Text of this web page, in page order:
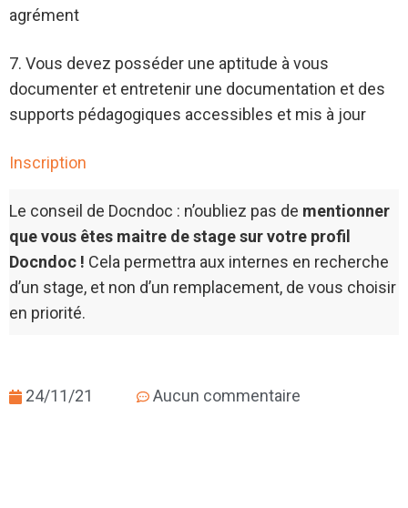
agrément
7. Vous devez posséder une aptitude à vous
documenter et entretenir une documentation et des
supports pédagogiques accessibles et mis à jour
Inscription
Le conseil de Docndoc : n’oubliez pas de mentionner
que vous êtes maitre de stage sur votre profil
Docndoc ! Cela permettra aux internes en recherche
d’un stage, et non d’un remplacement, de vous choisir
en priorité.
24/11/21 Aucun commentaire